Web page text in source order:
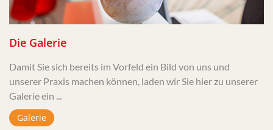
Die Galerie
Damit Sie sich bereits im Vorfeld ein Bild von uns und
unserer Praxis machen können, laden wir Sie hier zu unserer
Galerie ein ...
Galerie